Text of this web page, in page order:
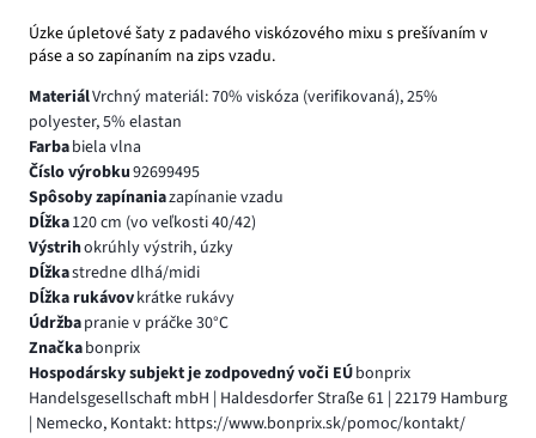
Úzke úpletové šaty z padavého viskózového mixu s prešívaním v
páse a so zapínaním na zips vzadu.
MateriálVrchný materiál: 70% viskóza (verifikovaná), 25%
polyester, 5% elastan
Farbabiela vlna
Číslo výrobku92699495
Spôsoby zapínaniazapínanie vzadu
Dĺžka120 cm (vo veľkosti 40/42)
Výstrihokrúhly výstrih, úzky
Dĺžkastredne dlhá/midi
Dĺžka rukávovkrátke rukávy
Údržbapranie v práčke 30°C
Značkabonprix
Hospodársky subjekt je zodpovedný voči EÚbonprix
Handelsgesellschaft mbH | Haldesdorfer Straße 61 | 22179 Hamburg
| Nemecko, Kontakt: https://www.bonprix.sk/pomoc/kontakt/